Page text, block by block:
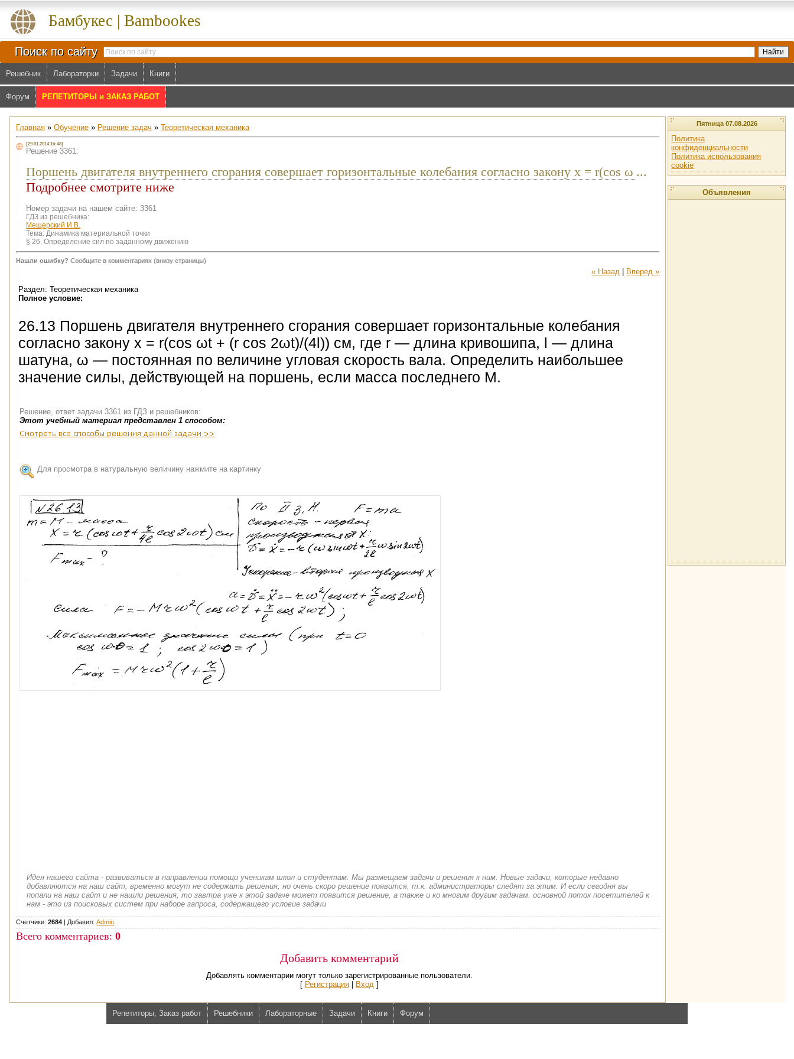
Бамбукес | Bambookes
Поиск по сайту
Решебник Лабораторки Задачи Книги
Форум РЕПЕТИТОРЫ и ЗАКАЗ РАБОТ
Главная »Обучение » Решение задач »Теоретическая механика
[29.01.2014 16:48]
Решение 3361:
Поршень двигателя внутреннего сгорания совершает горизонтальные колебания согласно закону x = r(cos ω ...
Подробнее смотрите ниже
Номер задачи на нашем сайте: 3361
ГДЗ из решебника:
Мещерский И.В.
Тема: Динамика материальной точки
§ 26. Определение сил по заданному движению
Нашли ошибку? Сообщите в комментариях (внизу страницы)
« Назад
Вперед »
Раздел: Теоретическая механика
Полное условие:
26.13 Поршень двигателя внутреннего сгорания совершает горизонтальные колебания
согласно закону x = r(cos ωt + (r cos 2ωt)/(4l)) см, где r — длина кривошипа, l — длина
шатуна, ω — постоянная по величине угловая скорость вала. Определить наибольшее
значение силы, действующей на поршень, если масса последнего M.
Решение, ответ задачи 3361 из ГДЗ и решебников:
Этот учебный материал представлен 1 способом:
Для просмотра в натуральную величину нажмите на картинку
Идея нашего сайта - развиваться в направлении помощи ученикам школ и студентам. Мы размещаем задачи и решения к ним. Новые задачи, которые недавно
добавляются на наш сайт, временно могут не содержать решения, но очень скоро решение появится, т.к. администраторы следят за этим. И если сегодня вы
попали на наш сайт и не нашли решения, то завтра уже к этой задаче может появится решение, а также и ко многим другим задачам. основной поток посетителей к
нам - это из поисковых систем при наборе запроса, содержащего условие задачи
Счетчики:2684 | Добавил:Admin
Всего комментариев:0
Добавить комментарий
Добавлять комментарии могут только зарегистрированные пользователи.
[ Регистрация| Вход]
Пятница 07.08.2026
Политика
конфиденциальности
Политика использования
cookie
Объявления
Репетиторы, Заказ работ Решебники Лабораторные Задачи Книги Форум